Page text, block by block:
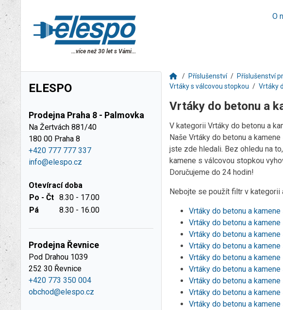
O
...více než 30 let s Vámi...
ELESPO
Prodejna Praha 8 - Palmovka
Na Žertvách 881/40
180 00 Praha 8
+420 777 777 337
info@elespo.cz
Otevírací doba
Po - Čt 8.30 - 17.00
Pá
8.30 - 16.00
Prodejna Řevnice
Pod Drahou 1039
252 30 Řevnice
+420 773 350 004
obchod@elespo.cz
Příslušenství Příslušenství
Vrtáky s válcovou stopkou
Vrtáky
Vrtáky do betonu a
V kategorii Vrtáky do betonu a
Naše Vrtáky do betonu a
jste zde hledali. Bez ohledu na
kamene s válcovou stopkou
Doručujeme do 24 hodin!
Nebojte se použít filtr v kategorii
Vrtáky do betonu a
Vrtáky do betonu a
Vrtáky do betonu a
Vrtáky do betonu a
Vrtáky do betonu a
Vrtáky do betonu a
Vrtáky do betonu a
Vrtáky do betonu a
Vrtáky do betonu a